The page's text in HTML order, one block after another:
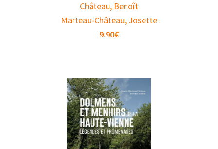
Château, Benoît
Marteau-Château, Josette
9.90€